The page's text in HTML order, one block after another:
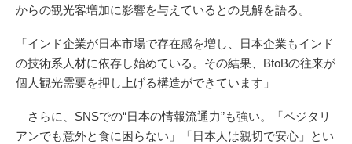
からの観光客増加に影響を与えているとの見解を語る。
「インド企業が日本市場で存在感を増し、日本企業もインド
の技術系人材に依存し始めている。その結果、BtoBの往来が
個人観光需要を押し上げる構造ができています」
さらに、SNSでの“日本の情報流通力”も強い。「ベジタリ
アンでも意外と食に困らない」「日本人は親切で安心」とい